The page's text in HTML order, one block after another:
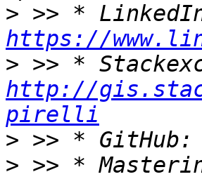
>
https://
>
http://
pirelli
> >> * GitHub:
>